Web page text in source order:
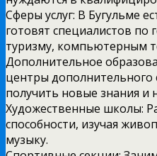
Сферы услуг: В Бугульме
готовят специалистов по
туризму, компьютерным
Дополнительное
центры
получить новые знания и
Художественные школы:
способности, изучая
музыку.